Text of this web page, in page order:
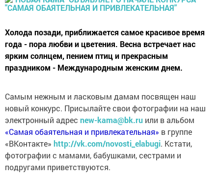
Холода позади, приближается самое красивое время
года - пора любви и цветения. Весна встречает нас
ярким солнцем, пением птиц и прекрасным
праздником - Международным женским днем.
Самым нежным и ласковым дамам посвящен наш
новый конкурс. Присылайте свои фотографии на наш
электронный адрес new-kama@bk.ru или в альбом
«Самая обаятельная и привлекательная» в группе
«ВКонтакте» http://vk.com/novosti_elabugi. Кстати,
фотографии с мамами, бабушками, сестрами и
подругами приветствуются.